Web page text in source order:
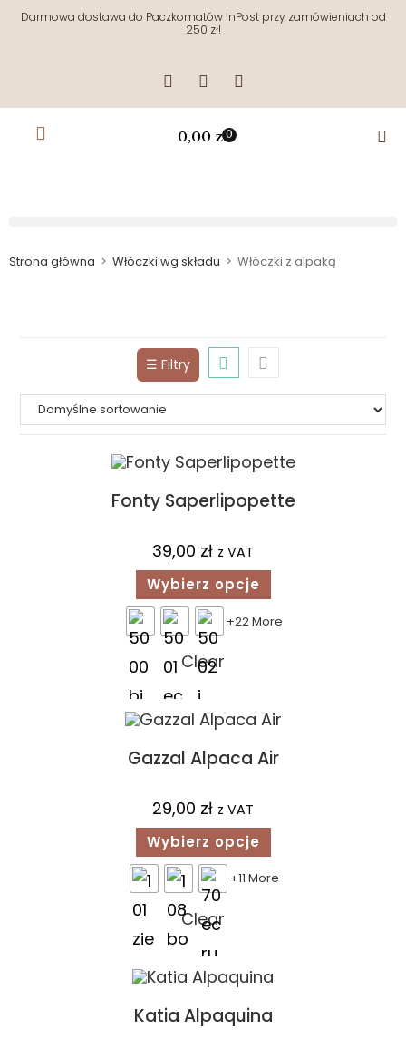
Darmowa dostawa do Paczkomatów InPost przy zamówieniach od
250 zł!
0,00 zł0
Strona główna > Włóczki wg składu > Włóczki z alpaką
☰ Filtry
Fonty Saperlipopette
39,00 zł z VAT
Wybierz opcje
+22 More
Clear
Gazzal Alpaca Air
29,00 zł z VAT
Wybierz opcje
+11 More
Clear
Katia Alpaquina